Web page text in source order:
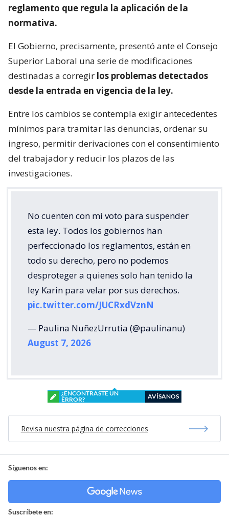
reglamento que regula la aplicación de la
normativa.
El Gobierno, precisamente, presentó ante el Consejo
Superior Laboral una serie de modificaciones
destinadas a corregir los problemas detectados
desde la entrada en vigencia de la ley.
Entre los cambios se contempla exigir antecedentes
mínimos para tramitar las denuncias, ordenar su
ingreso, permitir derivaciones con el consentimiento
del trabajador y reducir los plazos de las
investigaciones.
No cuenten con mi voto para suspender
esta ley. Todos los gobiernos han
perfeccionado los reglamentos, están en
todo su derecho, pero no podemos
desproteger a quienes solo han tenido la
ley Karin para velar por sus derechos.
pic.twitter.com/JUCRxdVznN
— Paulina NuñezUrrutia (@paulinanu)
August 7, 2026
¿ENCONTRASTE UN
ERROR?
AVÍSANOS
Revisa nuestra página de correcciones
Síguenos en:
Suscríbete en: